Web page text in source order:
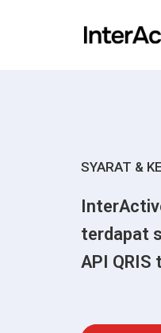
SYARAT &
terdapat
API QRIS